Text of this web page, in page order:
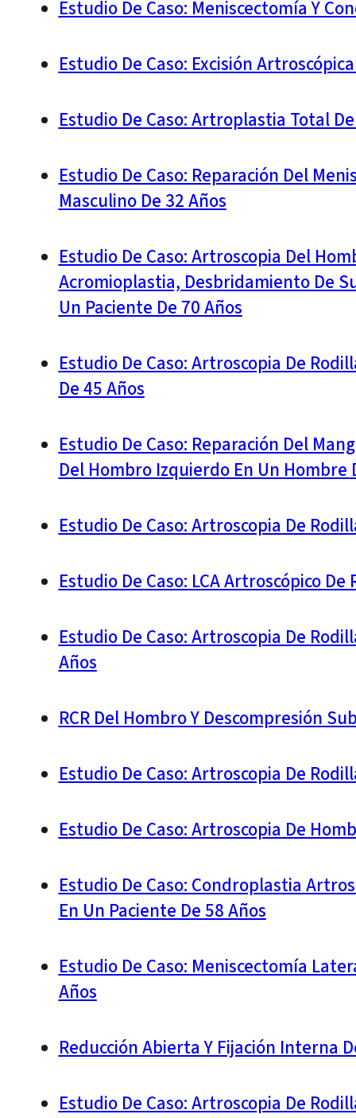
Estudio De Caso: Meniscectomía Y
Estudio De Caso: Excisión
Estudio De Caso: Artroplastia Total
Estudio De Caso: Reparación Del
Masculino De 32 Años
Estudio De Caso: Artroscopia Del
Acromioplastia, Desbridamiento De
Un Paciente De 70 Años
Estudio De Caso: Artroscopia De
De 45 Años
Estudio De Caso: Reparación Del
Del Hombro Izquierdo En Un Hombre
Estudio De Caso: Artroscopia De
Estudio De Caso: LCA Artroscópico
Estudio De Caso: Artroscopia De
Años
RCR Del Hombro Y Descompresión
Estudio De Caso: Artroscopia De
Estudio De Caso: Artroscopia De
Estudio De Caso: Condroplastia
En Un Paciente De 58 Años
Estudio De Caso: Meniscectomía
Años
Reducción Abierta Y Fijación Interna
Estudio De Caso: Artroscopia De